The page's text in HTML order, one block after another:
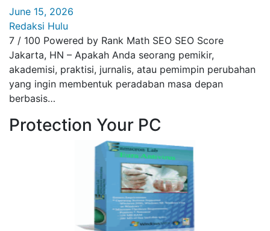
June 15, 2026
Redaksi Hulu
7 / 100 Powered by Rank Math SEO SEO Score
Jakarta, HN – Apakah Anda seorang pemikir,
akademisi, praktisi, jurnalis, atau pemimpin perubahan
yang ingin membentuk peradaban masa depan
berbasis…
Protection Your PC